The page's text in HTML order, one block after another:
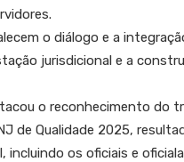
o diálogo e a
jurisdicional e a
o reconhecimento do
de Qualidade 2025,
incluindo os oficiais e